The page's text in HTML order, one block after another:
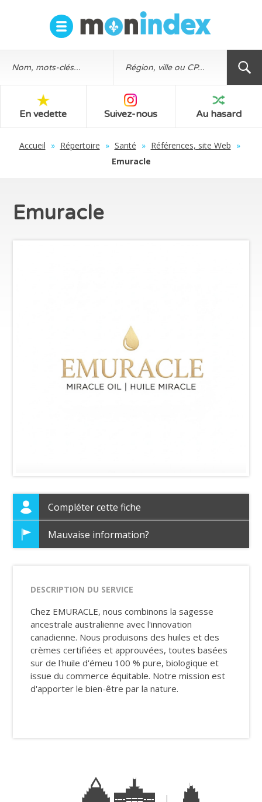
En vedette Suivez-nous Au hasard
Accueil » Répertoire » Santé » Références, site Web »
Emuracle
Emuracle
Compléter cette fiche
Mauvaise information?
DESCRIPTION DU SERVICE
Chez EMURACLE, nous combinons la sagesse
ancestrale australienne avec l'innovation
canadienne. Nous produisons des huiles et des
crèmes certifiées et approuvées, toutes basées
sur de l'huile d'émeu 100 % pure, biologique et
issue du commerce équitable. Notre mission est
d'apporter le bien-être par la nature.